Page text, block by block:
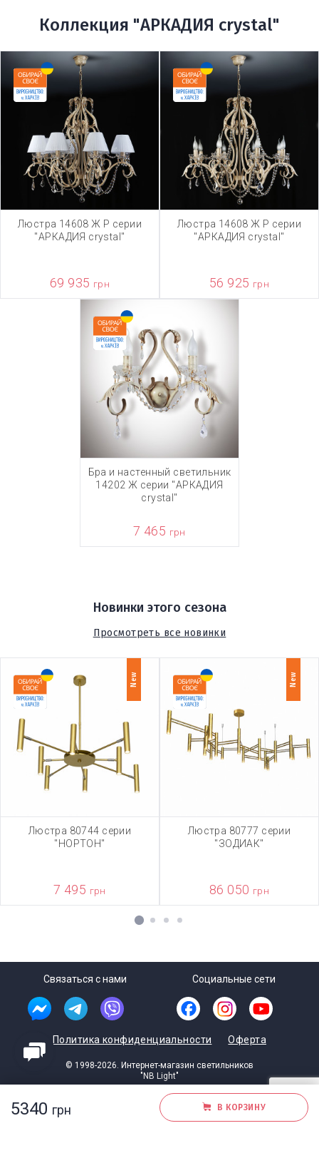
5340 грн В КОРЗИНУ
Коллекция "АРКАДИЯ crystal"
Люстра 14608 Ж Р серии
"АРКАДИЯ crystal"
69 935 грн
Люстра 14608 Ж Р серии
"АРКАДИЯ crystal"
56 925 грн
Бра и настенный светильник
14202 Ж серии "АРКАДИЯ
crystal"
7 465 грн
Новинки этого сезона
Просмотреть все новинки
New
Люстра 80744 серии
"НОРТОН"
7 495 грн
New
Люстра 80777 серии
"ЗОДИАК"
86 050 грн
1 2 3 4
Связаться с нами Социальные сети
Политика конфиденциальности Оферта
© 1998-2026. Интернет-магазин светильников
"NB Light"
Разработка студииDartc